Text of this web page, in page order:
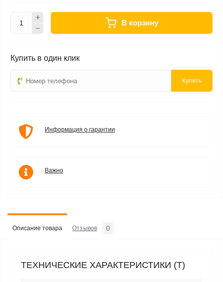
В корзину
Купить в один клик
Купить
Информация о гарантии
Важно
Описание товара Отзывов 0
ТЕХНИЧЕСКИЕ ХАРАКТЕРИСТИКИ (T)